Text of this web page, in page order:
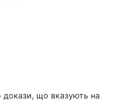
докази, що вказують на